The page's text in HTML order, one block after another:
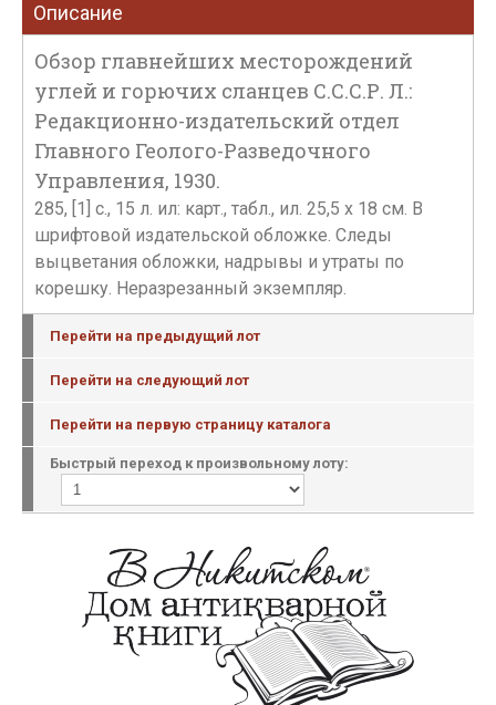
Описание
Обзор главнейших месторождений
углей и горючих сланцев С.С.С.Р. Л.:
Редакционно-издательский отдел
Главного Геолого-Разведочного
Управления, 1930.
285, [1] с., 15 л. ил: карт., табл., ил. 25,5 х 18 см. В
шрифтовой издательской обложке. Следы
выцветания обложки, надрывы и утраты по
корешку. Неразрезанный экземпляр.
Перейти на предыдущий лот
Перейти на следующий лот
Перейти на первую страницу каталога
Быстрый переход к произвольному лоту: